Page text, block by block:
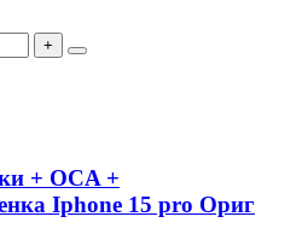
+
+ OCA +
Iphone 15 pro Ориг